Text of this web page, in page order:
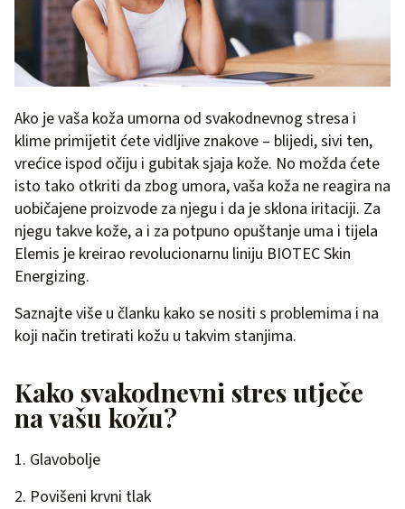
Ako je vaša koža umorna od svakodnevnog stresa i
klime primijetit ćete vidljive znakove – blijedi, sivi ten,
vrećice ispod očiju i gubitak sjaja kože. No možda ćete
isto tako otkriti da zbog umora, vaša koža ne reagira na
uobičajene proizvode za njegu i da je sklona iritaciji. Za
njegu takve kože, a i za potpuno opuštanje uma i tijela
Elemis je kreirao revolucionarnu liniju BIOTEC Skin
Energizing.
Saznajte više u članku kako se nositi s problemima i na
koji način tretirati kožu u takvim stanjima.
Kako svakodnevni stres utječe
na vašu kožu?
1. Glavobolje
2. Povišeni krvni tlak